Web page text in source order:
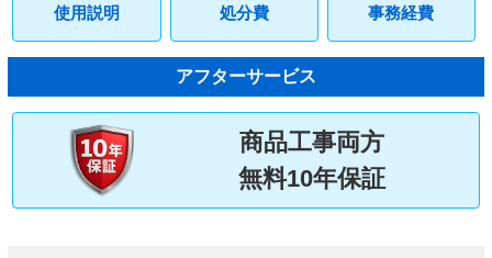
使用説明
処分費
事務経費
アフターサービス
商品工事両方
無料10年保証